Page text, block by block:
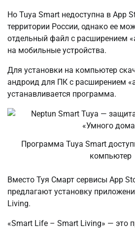
Но Tuya Smart недоступна в App
территории России, однако ее
отдельный файл с расширением
на мобильные устройства.
Для установки на компьютер
андроид для ПК с расширением
устанавливается программа.
Программа Tuya Smart
компьютер
Вместо Туя Смарт сервисы App
предлагают установку
Living.
«Smart Life – Smart Living» — это